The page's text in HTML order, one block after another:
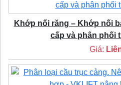
Khớp nối răng – Khớp nối
cấp và phân phối
Giá: